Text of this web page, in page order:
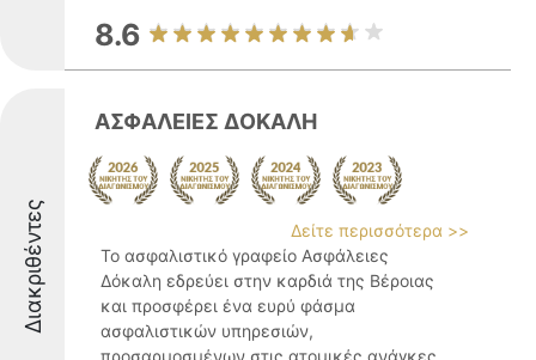
8.6
Διακριθέντες
ΑΣΦΑΛΕΙΕΣ ΔΟΚΑΛΗ
Δείτε περισσότερα >>
Το ασφαλιστικό γραφείο Ασφάλειες
Δόκαλη εδρεύει στην καρδιά της Βέροιας
και προσφέρει ένα ευρύ φάσμα
ασφαλιστικών υπηρεσιών,
προσαρμοσμένων στις ατομικές ανάγκες